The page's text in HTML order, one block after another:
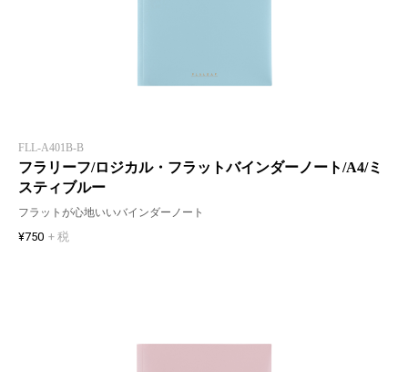
FLL-A401B-B
フラリーフ/ロジカル・フラットバインダーノート/A4/ミ
スティブルー
フラットが心地いいバインダーノート
¥750 + 税